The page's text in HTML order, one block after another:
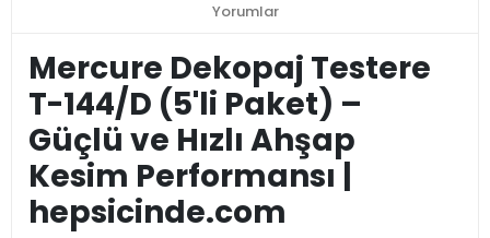
Yorumlar
Mercure Dekopaj Testere
T-144/D (5'li Paket) –
Güçlü ve Hızlı Ahşap
Kesim Performansı |
hepsicinde.com